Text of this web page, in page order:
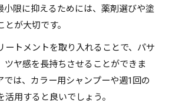
小限に抑えるためには、薬剤選びや塗
が大切です。
ートメントを取り入れることで、パサ
ツヤ感を長持ちさせることができま
では、カラー用シャンプーや週1回の
用すると良いでしょう。